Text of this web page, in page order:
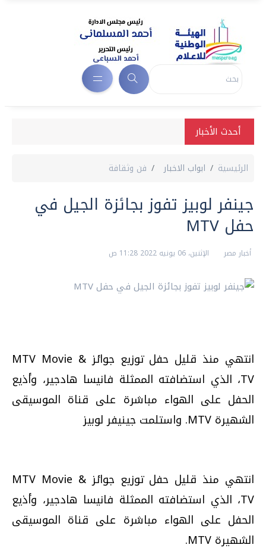
أحدث الأخبار
الرئيسية ابواب الاخبار فن وثقافة
جينفر لوبيز تفوز بجائزة الجيل في
حفل MTV
أخبار مصر الإثنين، 06 يونيه 2022 11:28 ص
انتهي منذ قليل حفل توزيع جوائز MTV Movie &
TV، الذي استضافته الممثلة فانيسا هادجير، وأذيع
الحفل على الهواء مباشرة على قناة الموسيقى
الشهيرة MTV. واستلمت جينيفر لوبيز
انتهي منذ قليل حفل توزيع جوائز MTV Movie &
TV، الذي استضافته الممثلة فانيسا هادجير، وأذيع
الحفل على الهواء مباشرة على قناة الموسيقى
الشهيرة MTV.